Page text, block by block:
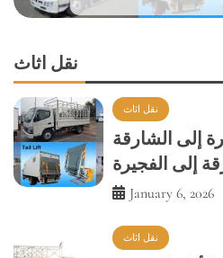
نقل اثاث
نقل اثاث
إلى الشارقة
إلى الفجيرة
January 6, 2026
نقل اثاث